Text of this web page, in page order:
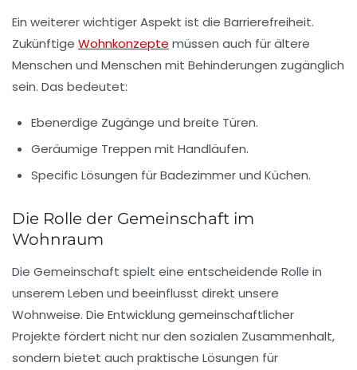
Ein weiterer wichtiger Aspekt ist die Barrierefreiheit.
Zukünftige Wohnkonzepte müssen auch für ältere
Menschen und Menschen mit Behinderungen zugänglich
sein. Das bedeutet:
Ebenerdige Zugänge und breite Türen.
Geräumige Treppen mit Handläufen.
Specific Lösungen für Badezimmer und Küchen.
Die Rolle der Gemeinschaft im
Wohnraum
Die Gemeinschaft spielt eine entscheidende Rolle in
unserem Leben und beeinflusst direkt unsere
Wohnweise. Die Entwicklung gemeinschaftlicher
Projekte fördert nicht nur den sozialen Zusammenhalt,
sondern bietet auch praktische Lösungen für